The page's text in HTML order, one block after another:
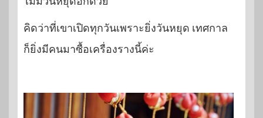
คิดว่าที่เขาเปิดทุกวันเพราะยิ่งวันหยุด เทศกาล
ก็ยิ่งมีคนมาซื้อเครื่องรางนี้ค่ะ